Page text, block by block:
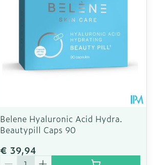
Belene Hyaluronic Acid Hydra.
Beautypill Caps 90
€ 39,94
Aantal